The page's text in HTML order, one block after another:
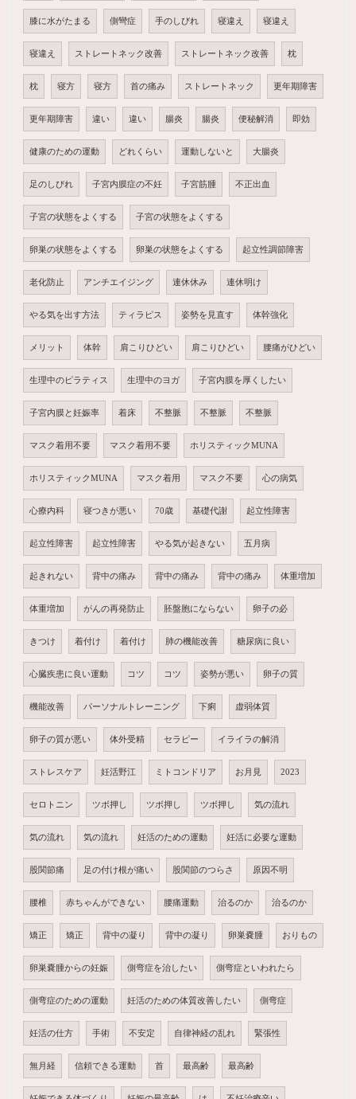
膝に水がたまる 側彎症 手のしびれ 寝違え 寝違え
寝違え ストレートネック改善 ストレートネック改善 枕
枕 寝方 寝方 首の痛み ストレートネック 更年期障害
更年期障害 違い 違い 腸炎 腸炎 便秘解消 即効
健康のための運動 どれくらい 運動しないと 大腸炎
足のしびれ 子宮内膜症の不妊 子宮筋腫 不正出血
子宮の状態をよくする 子宮の状態をよくする
卵巣の状態をよくする 卵巣の状態をよくする 起立性調節障害
老化防止 アンチエイジング 連休休み 連休明け
やる気を出す方法 ティラピス 姿勢を見直す 体幹強化
メリット 体幹 肩こりひどい 肩こりひどい 腰痛がひどい
生理中のピラティス 生理中のヨガ 子宮内膜を厚くしたい
子宮内膜と妊娠率 着床 不整脈 不整脈 不整脈
マスク着用不要 マスク着用不要 ホリスティックMUNA
ホリスティックMUNA マスク着用 マスク不要 心の病気
心療内科 寝つきが悪い 70歳 基礎代謝 起立性障害
起立性障害 起立性障害 やる気が起きない 五月病
起きれない 背中の痛み 背中の痛み 背中の痛み 体重増加
体重増加 がんの再発防止 胚盤胞にならない 卵子の必
きつけ 着付け 着付け 肺の機能改善 糖尿病に良い
心臓疾患に良い運動 コツ コツ 姿勢が悪い 卵子の質
機能改善 パーソナルトレーニング 下痢 虚弱体質
卵子の質が悪い 体外受精 セラピー イライラの解消
ストレスケア 妊活野江 ミトコンドリア お月見 2023
セロトニン ツボ押し ツボ押し ツボ押し 気の流れ
気の流れ 気の流れ 妊活のための運動 妊活に必要な運動
股関節痛 足の付け根が痛い 股関節のつらさ 原因不明
腰椎 赤ちゃんができない 腰痛運動 治るのか 治るのか
矯正 矯正 背中の凝り 背中の凝り 卵巣嚢腫 おりもの
卵巣嚢腫からの妊娠 側弯症を治したい 側弯症といわれたら
側弯症のための運動 妊活のための体質改善したい 側弯症
妊活の仕方 手術 不安定 自律神経の乱れ 緊張性
無月経 信頼できる運動 首 最高齢 最高齢